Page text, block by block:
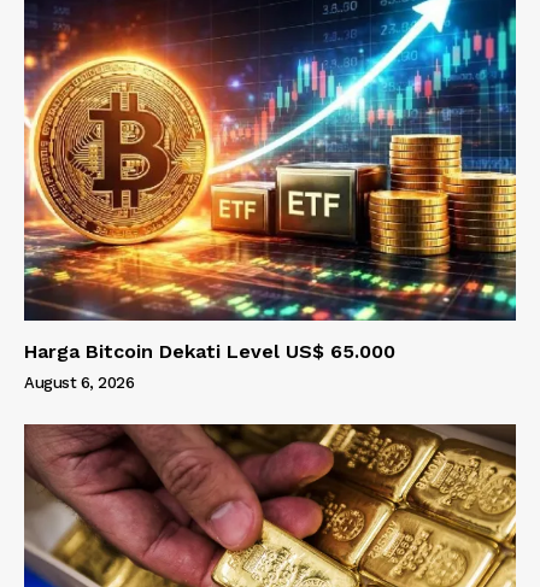
Harga Bitcoin Dekati Level US$ 65.000
August 6, 2026